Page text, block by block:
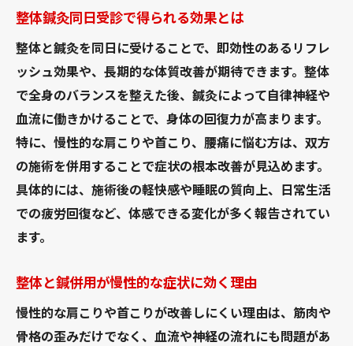
整体鍼灸同日受診で得られる効果とは
整体と鍼灸を同日に受けることで、即効性のあるリフレ
ッシュ効果や、長期的な体質改善が期待できます。整体
で全身のバランスを整えた後、鍼灸によって自律神経や
血流に働きかけることで、身体の回復力が高まります。
特に、慢性的な肩こりや首こり、腰痛に悩む方は、双方
の施術を併用することで症状の根本改善が見込めます。
具体的には、施術後の軽快感や睡眠の質向上、日常生活
での疲労回復など、体感できる変化が多く報告されてい
ます。
整体と鍼併用が慢性的な症状に効く理由
慢性的な肩こりや首こりが改善しにくい理由は、筋肉や
骨格の歪みだけでなく、血流や神経の流れにも問題があ